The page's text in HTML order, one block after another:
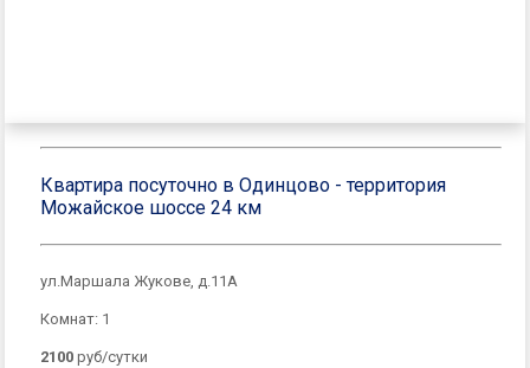
Квартира посуточно в Одинцово - территория
Можайское шоссе 24 км
ул.Маршала Жукове, д.11А
Комнат: 1
2100 руб/сутки